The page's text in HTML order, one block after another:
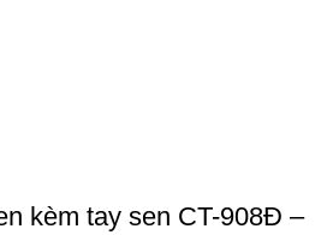
kèm tay sen CT-908Đ –